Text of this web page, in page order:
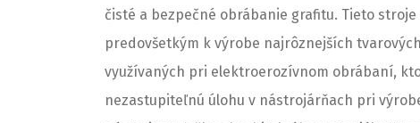
čisté a bezpečné obrábanie grafitu. Tieto stroje
predovšetkým k výrobe najrôznejších
využívaných pri elektroerozívnom obrábaní,
nezastupiteľnú úlohu v nástrojárňach pri